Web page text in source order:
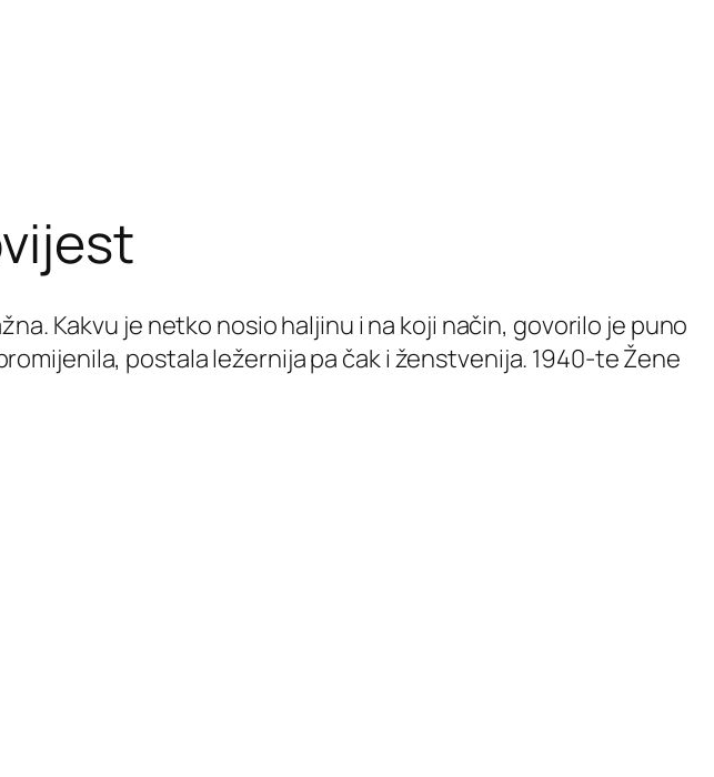
Kakvu je netko nosio haljinu i na koji način, govorilo je puno
postala ležernija pa čak i ženstvenija. 1940-te Žene